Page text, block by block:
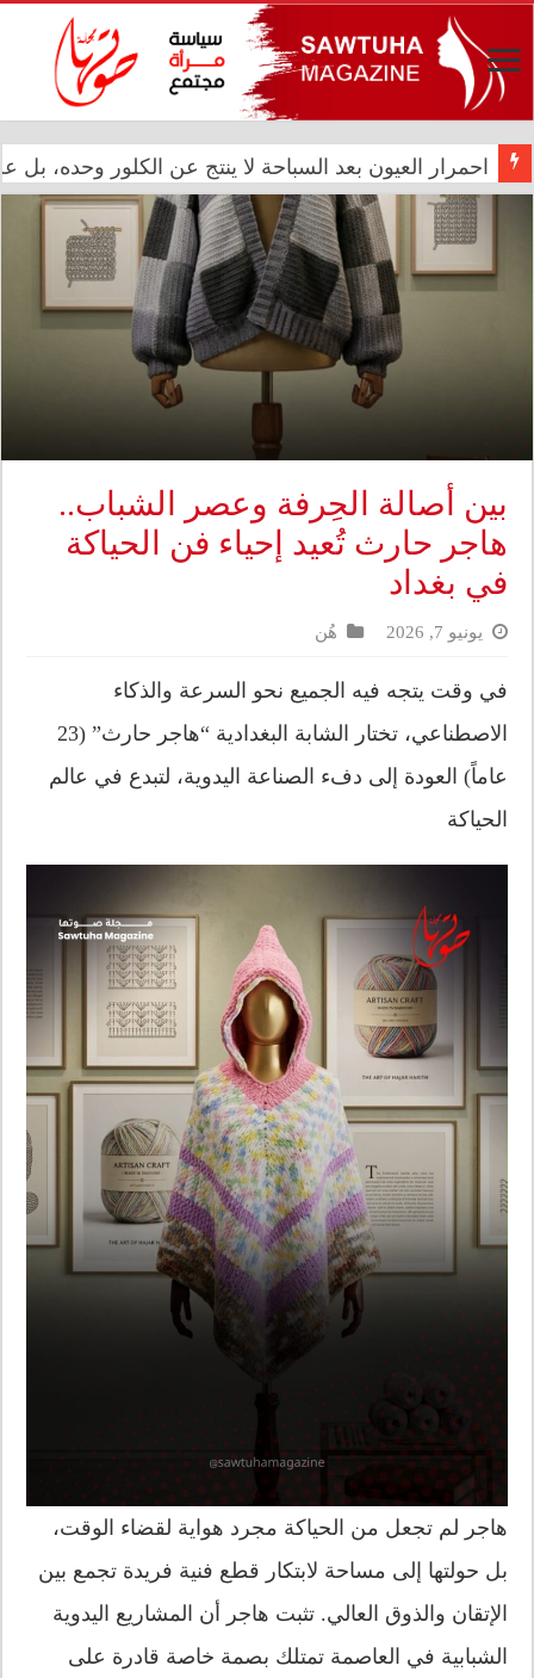
المعموري تشارك في احتفال سفارة المملكة المغربية بالذكرى الـ27
بين أصالة الحِرفة وعصر الشباب..
هاجر حارث تُعيد إحياء فن الحياكة
في بغداد
يونيو 7, 2026 هُن
في وقت يتجه فيه الجميع نحو السرعة والذكاء
الاصطناعي، تختار الشابة البغدادية “هاجر حارث” (23
عاماً) العودة إلى دفء الصناعة اليدوية، لتبدع في عالم
الحياكة
هاجر لم تجعل من الحياكة مجرد هواية لقضاء الوقت،
بل حولتها إلى مساحة لابتكار قطع فنية فريدة تجمع بين
الإتقان والذوق العالي. تثبت هاجر أن المشاريع اليدوية
الشبابية في العاصمة تمتلك بصمة خاصة قادرة على